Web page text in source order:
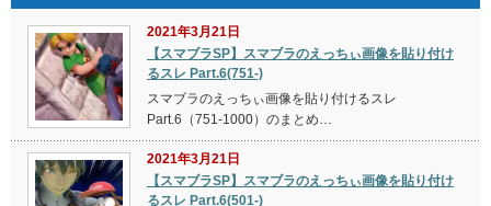
2021年3月21日
【スマブラSP】スマブラのえっちぃ画像を貼り付け
るスレ Part.6(751-)
スマブラのえっちぃ画像を貼り付けるスレ
Part.6（751-1000）のまとめ…
2021年3月21日
【スマブラSP】スマブラのえっちぃ画像を貼り付け
るスレ Part.6(501-)